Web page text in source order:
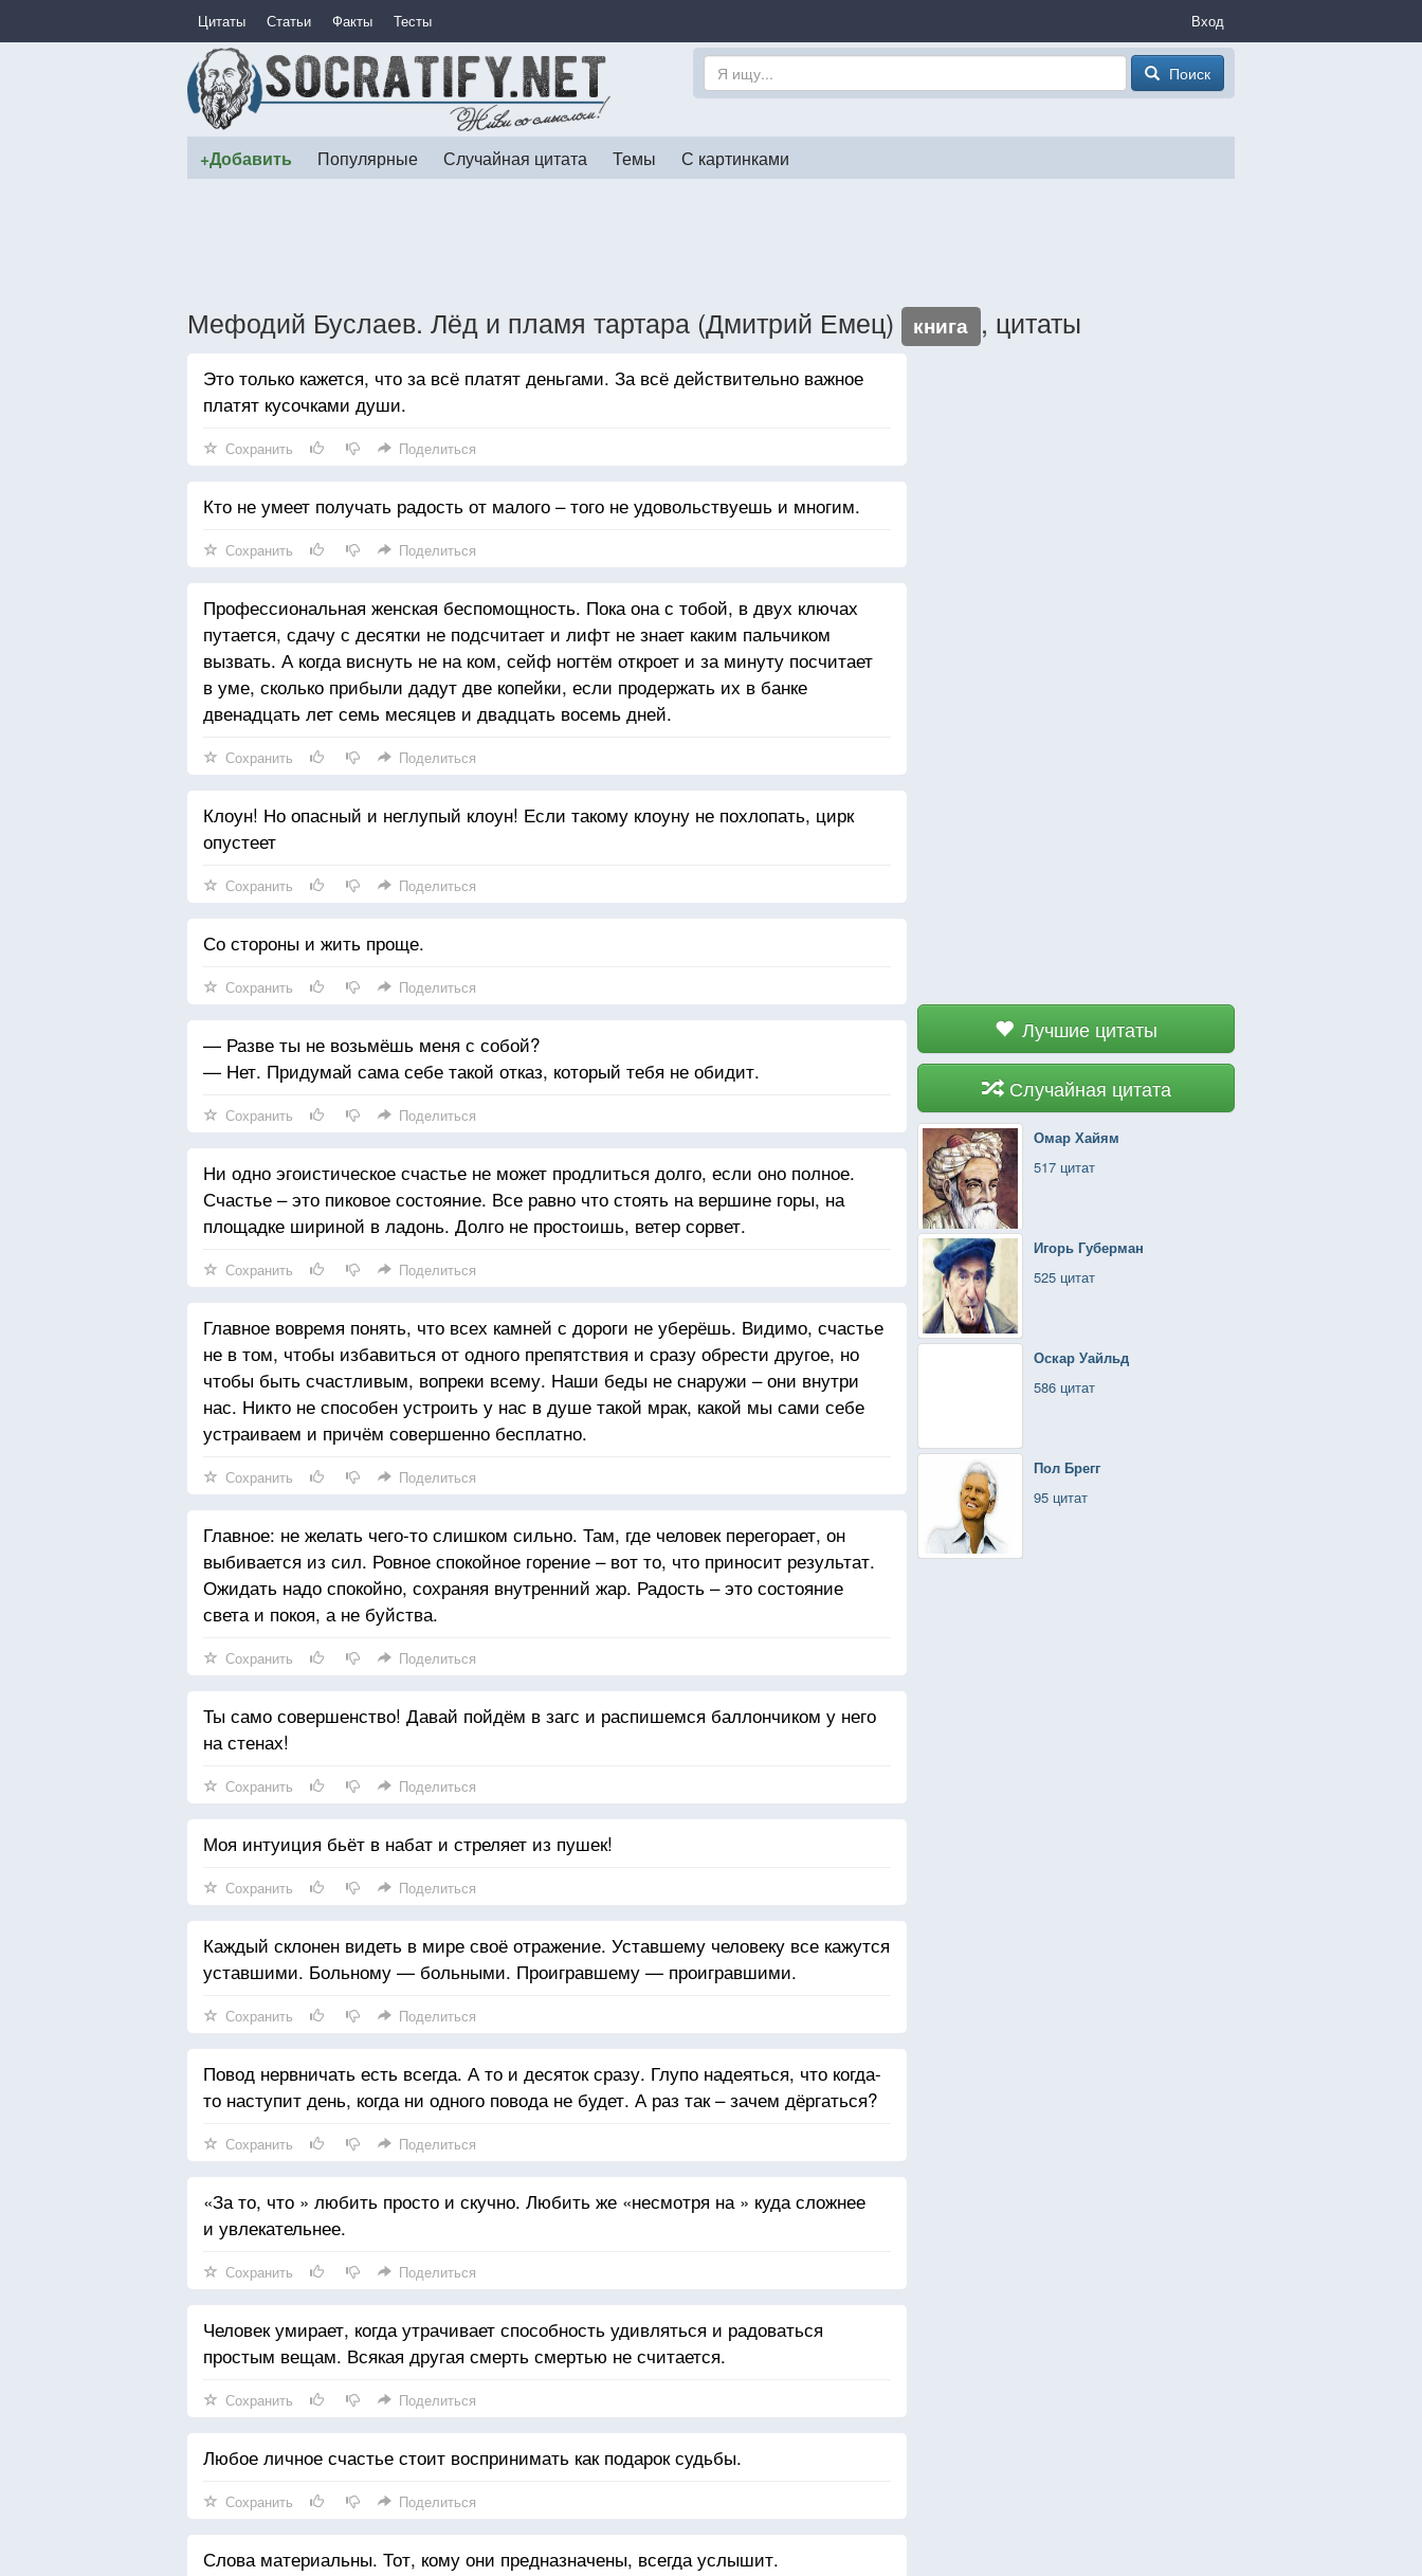
Цитаты Статьи Факты Тесты Вход
Поиск
+Добавить Популярные Случайная цитата Темы С картинками
Мефодий Буслаев. Лёд и пламя тартара (Дмитрий Емец) книга , цитаты
Лучшие цитаты
Случайная цитата
Омар Хайям
517 цитат
Игорь Губерман
525 цитат
Оскар Уайльд
586 цитат
Пол Брегг
95 цитат
Это только кажется, что за всё платят деньгами. За всё действительно важное
платят кусочками души.
Сохранить Поделиться
Кто не умеет получать радость от малого – того не удовольствуешь и многим.
Сохранить Поделиться
Профессиональная женская беспомощность. Пока она с тобой, в двух ключах
путается, сдачу с десятки не подсчитает и лифт не знает каким пальчиком
вызвать. А когда виснуть не на ком, сейф ногтём откроет и за минуту посчитает
в уме, сколько прибыли дадут две копейки, если продержать их в банке
двенадцать лет семь месяцев и двадцать восемь дней.
Сохранить Поделиться
Клоун! Но опасный и неглупый клоун! Если такому клоуну не похлопать, цирк
опустеет
Сохранить Поделиться
Со стороны и жить проще.
Сохранить Поделиться
— Разве ты не возьмёшь меня с собой?
— Нет. Придумай сама себе такой отказ, который тебя не обидит.
Сохранить Поделиться
Ни одно эгоистическое счастье не может продлиться долго, если оно полное.
Счастье – это пиковое состояние. Все равно что стоять на вершине горы, на
площадке шириной в ладонь. Долго не простоишь, ветер сорвет.
Сохранить Поделиться
Главное вовремя понять, что всех камней с дороги не уберёшь. Видимо, счастье
не в том, чтобы избавиться от одного препятствия и сразу обрести другое, но
чтобы быть счастливым, вопреки всему. Наши беды не снаружи – они внутри
нас. Никто не способен устроить у нас в душе такой мрак, какой мы сами себе
устраиваем и причём совершенно бесплатно.
Сохранить Поделиться
Главное: не желать чего-то слишком сильно. Там, где человек перегорает, он
выбивается из сил. Ровное спокойное горение – вот то, что приносит результат.
Ожидать надо спокойно, сохраняя внутренний жар. Радость – это состояние
света и покоя, а не буйства.
Сохранить Поделиться
Ты само совершенство! Давай пойдём в загс и распишемся баллончиком у него
на стенах!
Сохранить Поделиться
Моя интуиция бьёт в набат и стреляет из пушек!
Сохранить Поделиться
Каждый склонен видеть в мире своё отражение. Уставшему человеку все кажутся
уставшими. Больному — больными. Проигравшему — проигравшими.
Сохранить Поделиться
Повод нервничать есть всегда. А то и десяток сразу. Глупо надеяться, что когда-
то наступит день, когда ни одного повода не будет. А раз так – зачем дёргаться?
Сохранить Поделиться
«За то, что » любить просто и скучно. Любить же «несмотря на » куда сложнее
и увлекательнее.
Сохранить Поделиться
Человек умирает, когда утрачивает способность удивляться и радоваться
простым вещам. Всякая другая смерть смертью не считается.
Сохранить Поделиться
Любое личное счастье стоит воспринимать как подарок судьбы.
Сохранить Поделиться
Слова материальны. Тот, кому они предназначены, всегда услышит.